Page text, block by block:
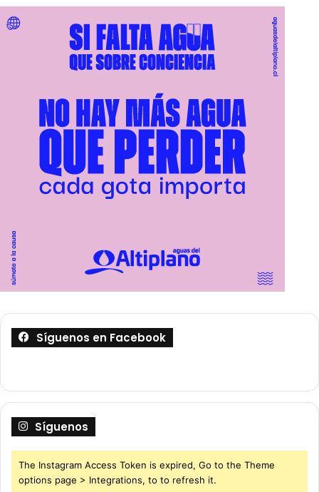
Síguenos en Facebook
Síguenos
The Instagram Access Token is expired, Go to the Theme
options page > Integrations, to to refresh it.